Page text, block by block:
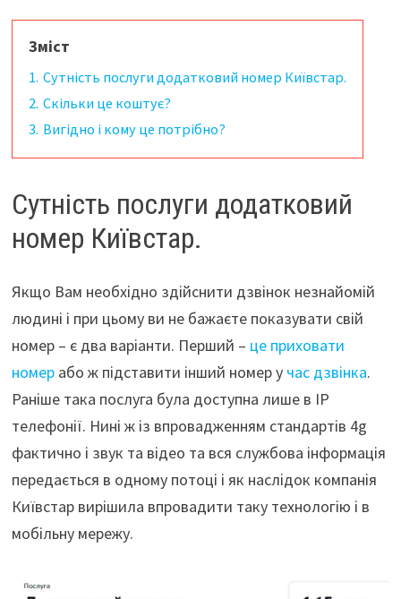
Зміст
1. Сутність послуги додатковий номер Київстар.
2. Скільки це коштує?
3. Вигідно і кому це потрібно?
Сутність послуги додатковий
номер Київстар.
Якщо Вам необхідно здійснити дзвінок незнайомій
людині і при цьому ви не бажаєте показувати свій
номер – є два варіанти. Перший – це приховати
номерабо ж підставити інший номер у час дзвінка.
Раніше така послуга була доступна лише в IP
телефонії. Нині ж із впровадженням стандартів 4g
фактично і звук та відео та вся службова інформація
передається в одному потоці і як наслідок компанія
Київстар вирішила впровадити таку технологію і в
мобільну мережу.